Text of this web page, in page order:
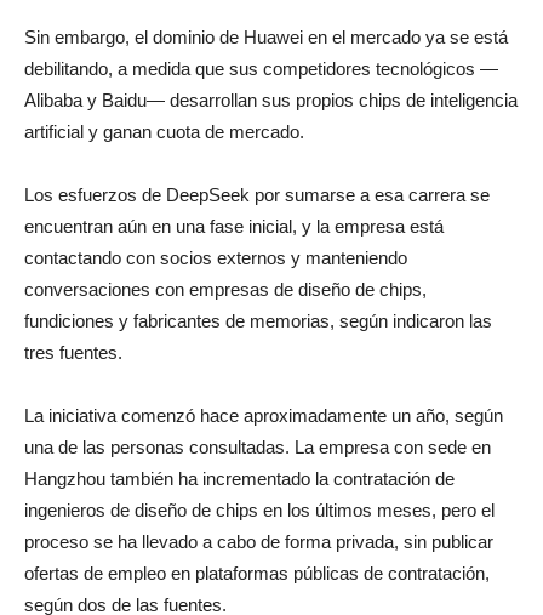
Sin embargo, el dominio de Huawei en el mercado ya se está
debilitando, a medida que sus competidores tecnológicos —
Alibaba y Baidu— desarrollan sus propios chips de inteligencia
artificial y ganan cuota de mercado.
Los ⁠esfuerzos de DeepSeek por sumarse a esa carrera se
encuentran ⁠aún en una fase inicial, y la ⁠empresa está
contactando con socios externos y manteniendo
conversaciones con empresas de diseño de chips,
fundiciones y fabricantes ⁠de memorias, según indicaron las
tres fuentes.
La iniciativa comenzó hace aproximadamente un año, según
una de las personas consultadas. La empresa con sede en
Hangzhou también ha incrementado la contratación de
ingenieros de diseño de chips en los últimos meses, pero el
proceso se ha llevado a cabo de forma privada, sin publicar
ofertas de empleo en plataformas públicas de contratación,
según dos de las fuentes.